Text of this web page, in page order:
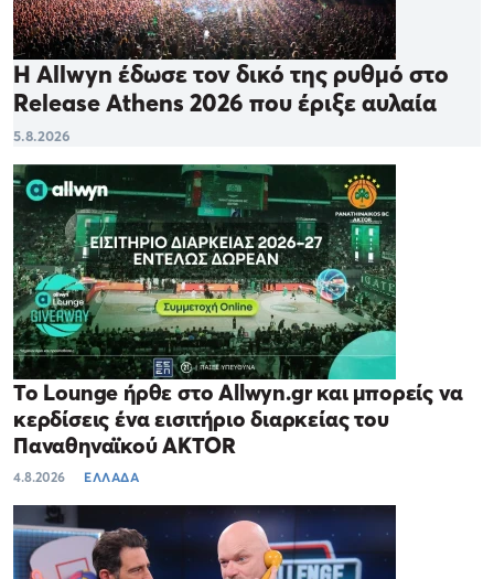
Η Allwyn έδωσε τον δικό της ρυθμό στο
Release Athens 2026 που έριξε αυλαία
5.8.2026
Το Lounge ήρθε στο Allwyn.gr και μπορείς να
κερδίσεις ένα εισιτήριο διαρκείας του
Παναθηναϊκού AKTOR
4.8.2026 ΕΛΛΑΔΑ